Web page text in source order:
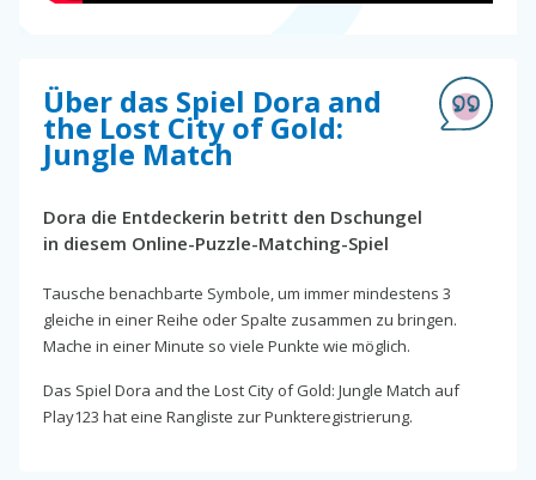
Über das Spiel Dora and
the Lost City of Gold:
Jungle Match
Dora die Entdeckerin betritt den Dschungel
in diesem Online-Puzzle-Matching-Spiel
Tausche benachbarte Symbole, um immer mindestens 3
gleiche in einer Reihe oder Spalte zusammen zu bringen.
Mache in einer Minute so viele Punkte wie möglich.
Das Spiel Dora and the Lost City of Gold: Jungle Match auf
Play123 hat eine Rangliste zur Punkteregistrierung.